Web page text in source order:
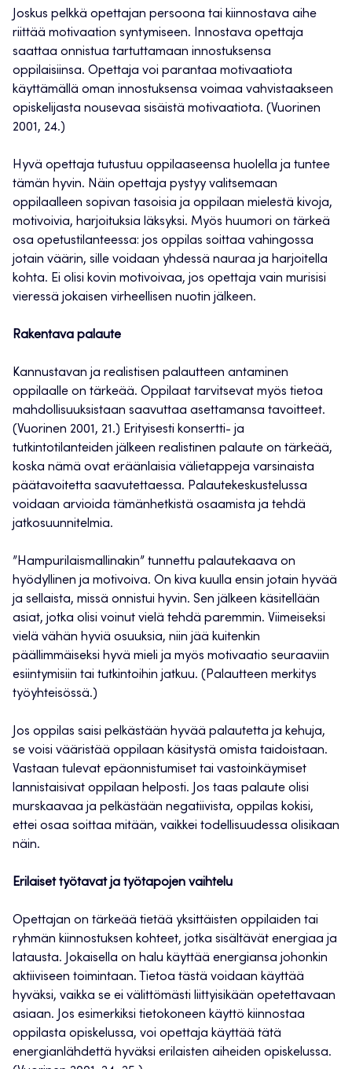
Joskus pelkkä opettajan persoona tai kiinnostava aihe
riittää motivaation syntymiseen. Innostava opettaja
saattaa onnistua tartuttamaan innostuksensa
oppilaisiinsa. Opettaja voi parantaa motivaatiota
käyttämällä oman innostuksensa voimaa vahvistaakseen
opiskelijasta nousevaa sisäistä motivaatiota. (Vuorinen
2001, 24.)
Hyvä opettaja tutustuu oppilaaseensa huolella ja tuntee
tämän hyvin. Näin opettaja pystyy valitsemaan
oppilaalleen sopivan tasoisia ja oppilaan mielestä kivoja,
motivoivia, harjoituksia läksyksi. Myös huumori on tärkeä
osa opetustilanteessa: jos oppilas soittaa vahingossa
jotain väärin, sille voidaan yhdessä nauraa ja harjoitella
kohta. Ei olisi kovin motivoivaa, jos opettaja vain murisisi
vieressä jokaisen virheellisen nuotin jälkeen.
Rakentava palaute
Kannustavan ja realistisen palautteen antaminen
oppilaalle on tärkeää. Oppilaat tarvitsevat myös tietoa
mahdollisuuksistaan saavuttaa asettamansa tavoitteet.
(Vuorinen 2001, 21.) Erityisesti konsertti- ja
tutkintotilanteiden jälkeen realistinen palaute on tärkeää,
koska nämä ovat eräänlaisia välietappeja varsinaista
päätavoitetta saavutettaessa. Palautekeskustelussa
voidaan arvioida tämänhetkistä osaamista ja tehdä
jatkosuunnitelmia.
”Hampurilaismallinakin” tunnettu palautekaava on
hyödyllinen ja motivoiva. On kiva kuulla ensin jotain hyvää
ja sellaista, missä onnistui hyvin. Sen jälkeen käsitellään
asiat, jotka olisi voinut vielä tehdä paremmin. Viimeiseksi
vielä vähän hyviä osuuksia, niin jää kuitenkin
päällimmäiseksi hyvä mieli ja myös motivaatio seuraaviin
esiintymisiin tai tutkintoihin jatkuu. (Palautteen merkitys
työyhteisössä.)
Jos oppilas saisi pelkästään hyvää palautetta ja kehuja,
se voisi vääristää oppilaan käsitystä omista taidoistaan.
Vastaan tulevat epäonnistumiset tai vastoinkäymiset
lannistaisivat oppilaan helposti. Jos taas palaute olisi
murskaavaa ja pelkästään negatiivista, oppilas kokisi,
ettei osaa soittaa mitään, vaikkei todellisuudessa olisikaan
näin.
Erilaiset työtavat ja työtapojen vaihtelu
Opettajan on tärkeää tietää yksittäisten oppilaiden tai
ryhmän kiinnostuksen kohteet, jotka sisältävät energiaa ja
latausta. Jokaisella on halu käyttää energiansa johonkin
aktiiviseen toimintaan. Tietoa tästä voidaan käyttää
hyväksi, vaikka se ei välittömästi liittyisikään opetettavaan
asiaan. Jos esimerkiksi tietokoneen käyttö kiinnostaa
oppilasta opiskelussa, voi opettaja käyttää tätä
energianlähdettä hyväksi erilaisten aiheiden opiskelussa.